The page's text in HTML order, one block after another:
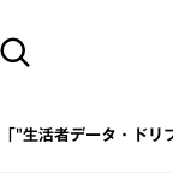
「"生活者データ・ド